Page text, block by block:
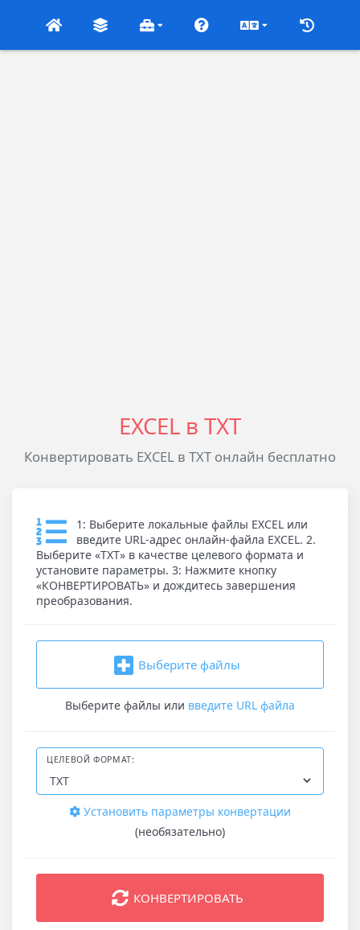
EXCEL в TXT
Конвертировать EXCEL в TXT онлайн бесплатно
1: Выберите локальные файлы EXCEL или
введите URL-адрес онлайн-файла EXCEL. 2.
Выберите «TXT» в качестве целевого формата и
установите параметры. 3: Нажмите кнопку
«КОНВЕРТИРОВАТЬ» и дождитесь завершения
преобразования.
Выберите файлы
Выберите файлы или введите URL файла
ЦЕЛЕВОЙ ФОРМАТ:
Установить параметры конвертации
(необязательно)
КОНВЕРТИРОВАТЬ